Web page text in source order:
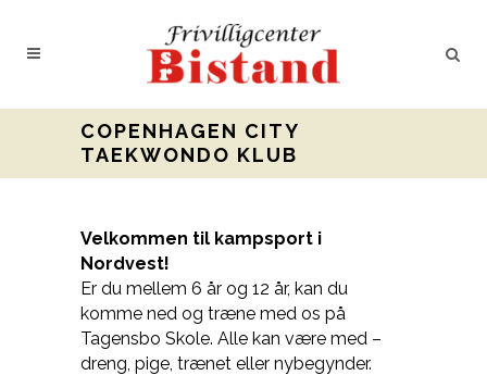
COPENHAGEN CITY
TAEKWONDO KLUB
Velkommen til kampsport i
Nordvest!
Er du mellem 6 år og 12 år, kan du
komme ned og træne med os på
Tagensbo Skole. Alle kan være med –
dreng, pige, trænet eller nybegynder.